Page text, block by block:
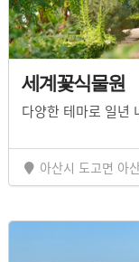
세계꽃식물원
다양한 테마로 일년
아산시 도고면 아